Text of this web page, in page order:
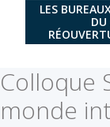
LES
Colloque
monde